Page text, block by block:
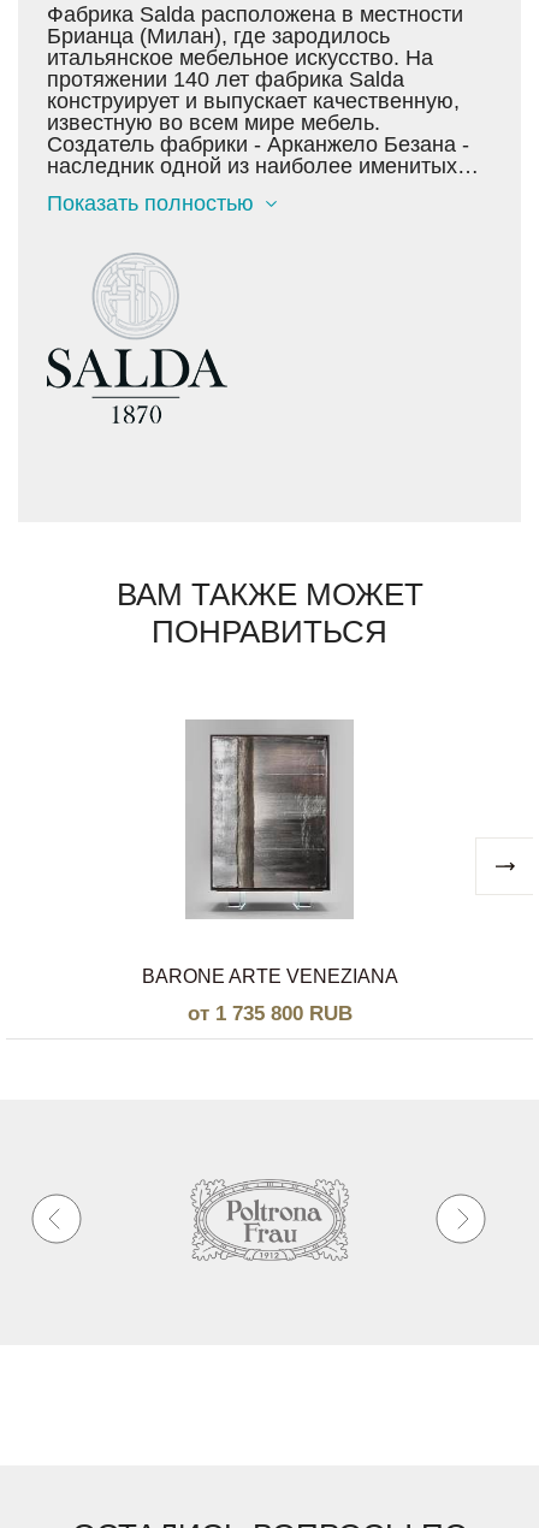
Фабрика Salda расположена в местности
Брианца (Милан), где зародилось
итальянское мебельное искусство. На
протяжении 140 лет фабрика Salda
конструирует и выпускает качественную,
известную во всем мире мебель.
Создатель фабрики - Арканжело Безана -
наследник одной из наиболее именитых
происходившая из династии известнейших
интерьеров королевских дворцов Австрии,
начали дело, которое до сих пор остается
под управлением семьи Безана - вот уже
пять поколений этой семьи сохраняют и
передают секреты создания классической,
строгой и элегантной мебели. Мебель от
Salda начинается с оригинальных
набросков и рисунков на основе
уникального архива фабрики, который
Показать полностью
ВАМ ТАКЖЕ МОЖЕТ
ПОНРАВИТЬСЯ
BARONE ARTE VENEZIANA
от 1 735 800 RUB